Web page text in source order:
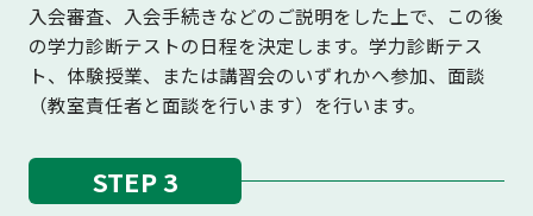
入会審査、入会手続きなどのご説明をした上で、この後
の学力診断テストの日程を決定します。学力診断テス
ト、体験授業、または講習会のいずれかへ参加、面談
（教室責任者と面談を行います）を行います。
STEP 3